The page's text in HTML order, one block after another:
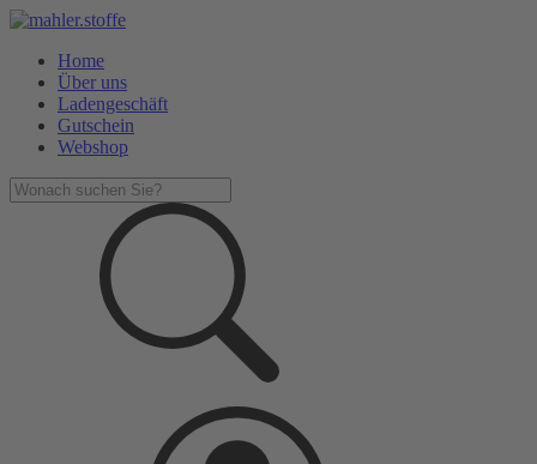
Home
Über uns
Ladengeschäft
Gutschein
Webshop